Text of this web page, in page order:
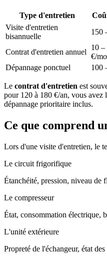
Type d'entretien
Visite d'entretien
bisannuelle
150
Contrat d'entretien annuel
10 –
€/
Dépannage ponctuel
100
Le contrat d'entretien est
pour 120 à 180 €/an, vous avez
dépannage prioritaire inclus.
Ce que comprend
Lors d'une visite d'entretien, le
Le circuit frigorifique
Étanchéité, pression, niveau de
Le compresseur
État, consommation électrique,
L'unité extérieure
Propreté de l'échangeur, état